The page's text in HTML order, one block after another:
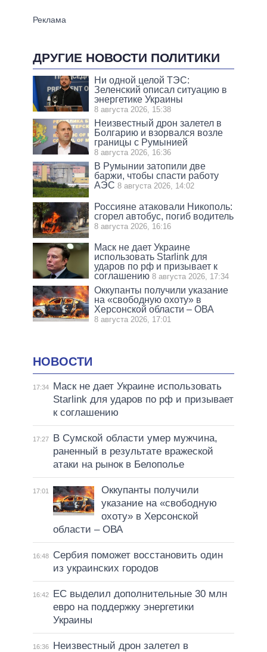
ДРУГИЕ НОВОСТИ ПОЛИТИКИ
Ни одной целой ТЭС:
Зеленский описал ситуацию в
энергетике Украины
8 августа 2026, 15:38
Неизвестный дрон залетел в
Болгарию и взорвался возле
границы с Румынией
8 августа 2026, 16:36
В Румынии затопили две
баржи, чтобы спасти работу
АЭС 8 августа 2026, 14:02
Россияне атаковали Никополь:
сгорел автобус, погиб водитель
8 августа 2026, 16:16
Маск не дает Украине
использовать Starlink для
ударов по рф и призывает к
соглашению 8 августа 2026, 17:34
Оккупанты получили указание
на «свободную охоту» в
Херсонской области – ОВА
8 августа 2026, 17:01
НОВОСТИ
17:34
Маск не дает Украине использовать
Starlink для ударов по рф и призывает
к соглашению
17:27
В Сумской области умер мужчина,
раненный в результате вражеской
атаки на рынок в Белополье
17:01
Оккупанты получили
указание на «свободную
охоту» в Херсонской
области – ОВА
16:48
Сербия поможет восстановить один
из украинских городов
16:42
ЕС выделил дополнительные 30 млн
евро на поддержку энергетики
Украины
16:36
Неизвестный дрон залетел в